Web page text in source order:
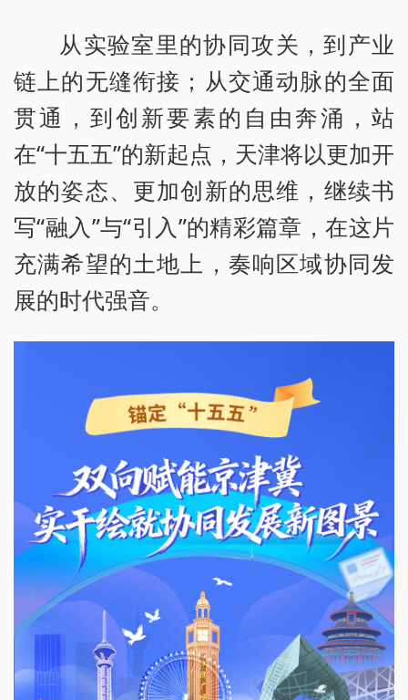
从实验室里的协同攻关，到产业
链上的无缝衔接；从交通动脉的全面
贯通，到创新要素的自由奔涌，站
在“十五五”的新起点，天津将以更加开
放的姿态、更加创新的思维，继续书
写“融入”与“引入”的精彩篇章，在这片
充满希望的土地上，奏响区域协同发
展的时代强音。